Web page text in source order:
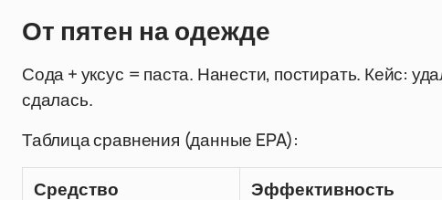
От пятен на одежде
Сода + уксус = паста. Нанести, постирать. Кейс:
сдалась.
Таблица сравнения (данные EPA):
Средство Эффективность